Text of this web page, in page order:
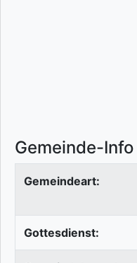
Gemeinde-Info
Gemeindeart:
Gottesdienst: